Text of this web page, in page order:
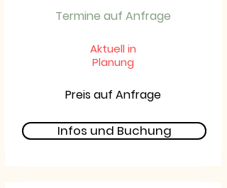
Termine auf Anfrage
Aktuell in
Planung
Preis auf Anfrage
Infos und Buchung